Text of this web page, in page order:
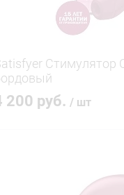
Стимулятор
200 руб. / шт